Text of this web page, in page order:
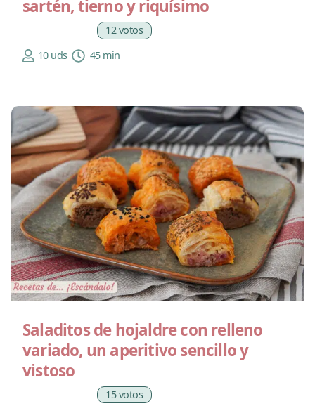
sartén, tierno y riquísimo
12 votos
10 uds
45 min
Saladitos de hojaldre con relleno
variado, un aperitivo sencillo y
vistoso
15 votos